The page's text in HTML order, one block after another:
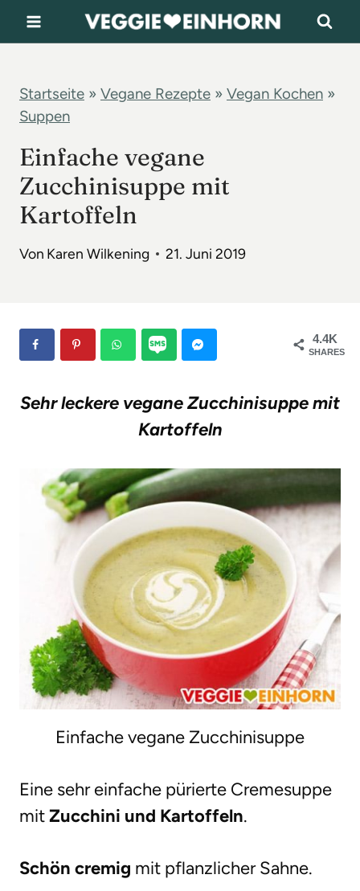
u
Startseite » Vegane Rezepte » Vegan Kochen »
Suppen
Einfache vegane
Zucchinisuppe mit
Kartoffeln
Von Karen Wilkening 21. Juni 2019
4.4K
SHARES
Sehr leckere vegane Zucchinisuppe mit
Kartoffeln
Einfache vegane Zucchinisuppe
Eine sehr einfache pürierte Cremesuppe
mitZucchini und Kartoffeln.
Schön cremig mit pflanzlicher Sahne.